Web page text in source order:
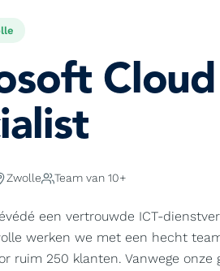
Cloud
Zwolle Team van 10+
een vertrouwde ICT-
werken we met een hecht
ruim 250 klanten. Vanwege onze